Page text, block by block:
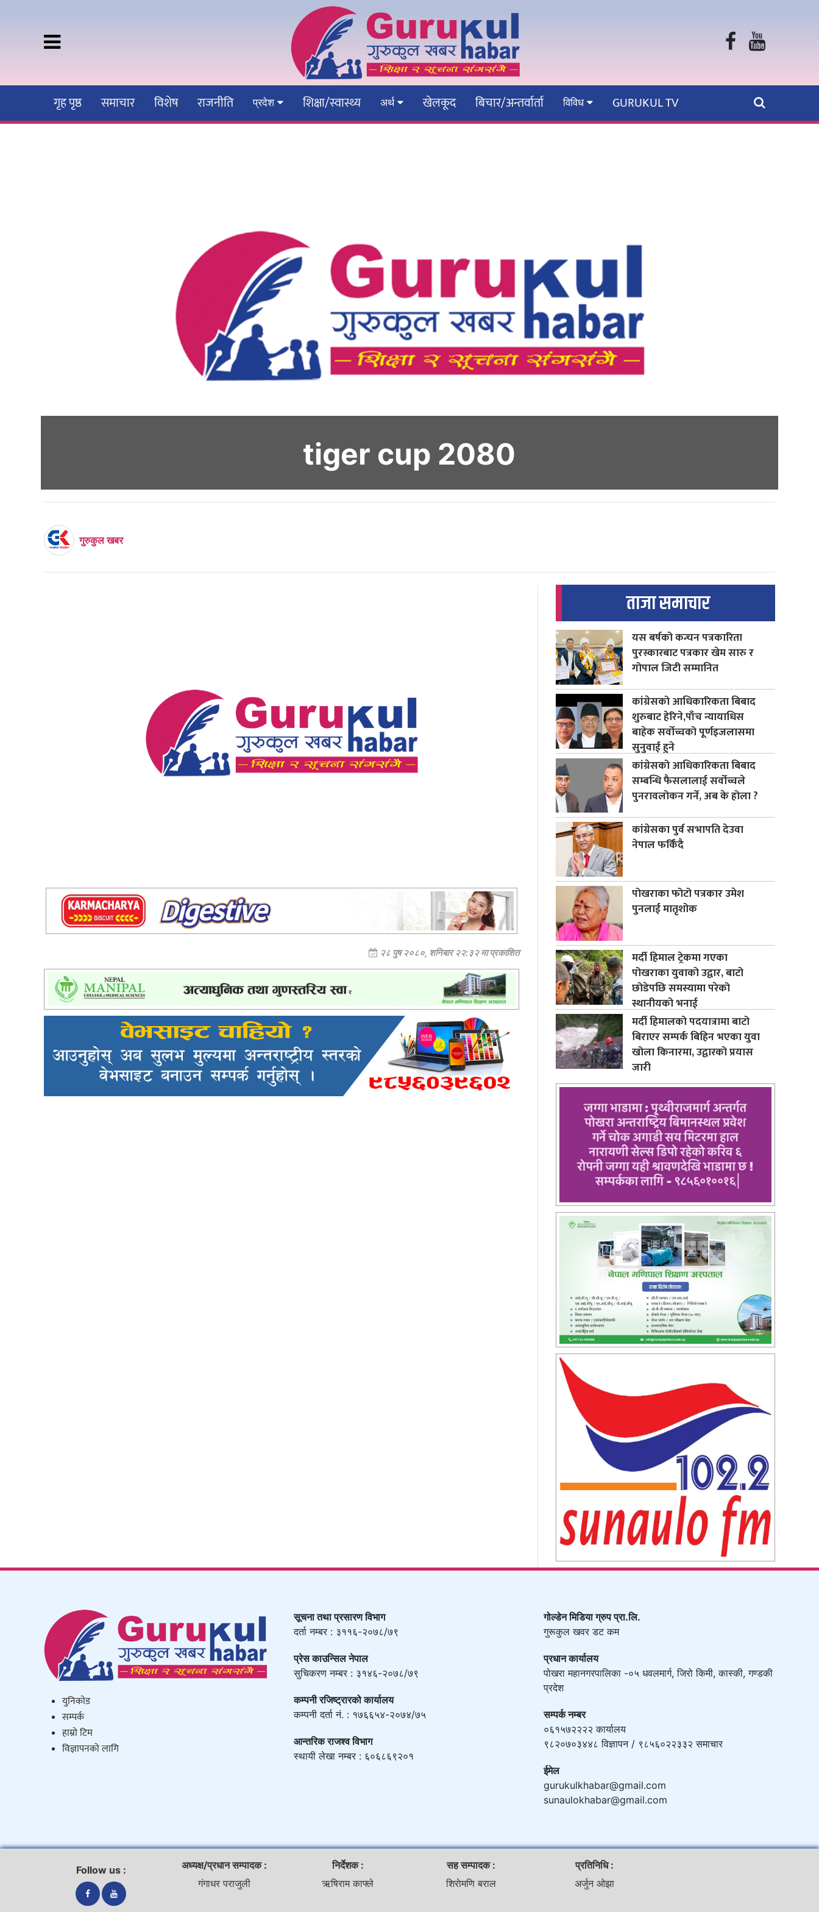
गृह पृष्ठ समाचार विशेष राजनीति प्रदेश शिक्षा/स्वास्थ्य अर्थ खेलकूद बिचार/अन्तर्वार्ता विविध GURUKUL TV
tiger cup 2080
गुरुकुल खबर
२८ पुष २०८०, शनिबार २२:३२ मा प्रकाशित
ताजा समाचार
यस बर्षको कन्चन पत्रकारिता
पुरस्कारबाट पत्रकार खेम सारु र
गोपाल जिटी सम्मानित
कांग्रेसको आधिकारिकता बिबाद
शुरुबाट हेरिने,पाँच न्यायाधिस
बाहेक सर्वोच्चको पूर्णइजलासमा
सुनुवाई हुने
कांग्रेसको आधिकारिकता बिबाद
सम्बन्धि फैसलालाई सर्वोच्चले
पुनरावलोकन गर्ने, अब के होला ?
कांग्रेसका पुर्व सभापति देउवा
नेपाल फर्किंदै
पोखराका फोटो पत्रकार उमेश
पुनलाई मातृशोक
मर्दी हिमाल ट्रेकमा गएका
पोखराका युवाको उद्वार, बाटो
छोडेपछि समस्यामा परेको
स्थानीयको भनाई
मर्दी हिमालको पदयात्रामा बाटो
बिराएर सम्पर्क बिहिन भएका युवा
खोला किनारमा, उद्वारको प्रयास
जारी
युनिकाेड
सम्पर्क
हाम्राे टिम
विज्ञापनको लागि
सूचना तथा प्रसारण विभाग
दर्ता नम्बर : ३११६-२०७८/७९
प्रेस काउन्सिल नेपाल
सुचिकरण नम्बर : ३१४६-२०७८/७९
कम्पनी रजिष्ट्रारको कार्यालय
कम्पनी दर्ता नं. : १७६६५४-२०७४/७५
आन्तरिक राजश्व विभाग
स्थायी लेखा नम्बर : ६०६८६९२०१
गोल्डेन मिडिया ग्रुप प्रा.लि.
गुरूकुल खवर डट कम
प्रधान कार्यालय
पोखरा महानगरपालिका -०५ धवलमार्ग, जिरो किमी, कास्की, गण्डकी
प्रदेश
सम्पर्क नम्बर
०६१५७२२२२ कार्यालय
९८२०७०३४४८ विज्ञापन / ९८५६०२२३३२ समाचार
ईमेल
gurukulkhabar@gmail.com
sunaulokhabar@gmail.com
Follow us :
अध्यक्ष/प्रधान सम्पादक :
गंगाधर पराजुली
निर्देशक :
ऋषिराम काफ्ले
सह सम्पादक :
शिराेमणि बराल
प्रतिनिधि :
अर्जुन ओझा